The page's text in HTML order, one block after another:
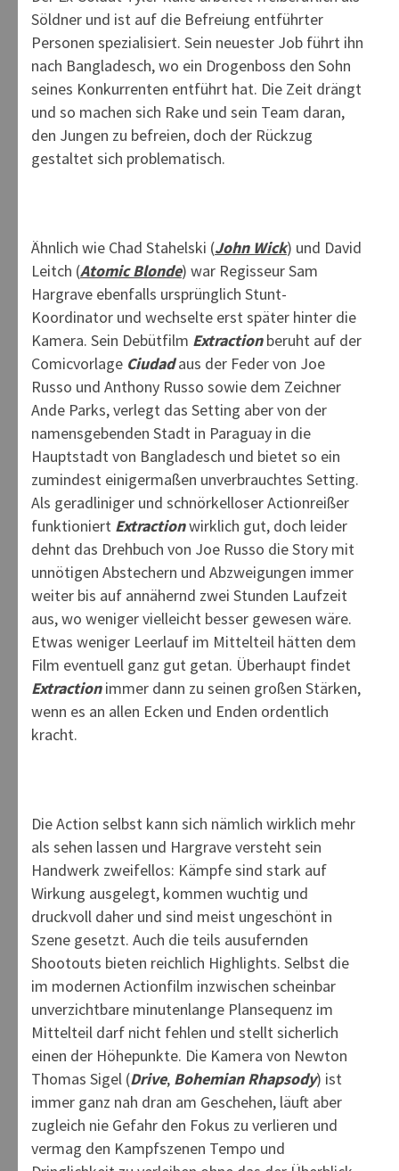
Söldner und ist auf die Befreiung entführter
Personen spezialisiert. Sein neuester Job führt ihn
nach Bangladesch, wo ein Drogenboss den Sohn
seines Konkurrenten entführt hat. Die Zeit drängt
und so machen sich Rake und sein Team daran,
den Jungen zu befreien, doch der Rückzug
gestaltet sich problematisch.
Ähnlich wie Chad Stahelski (John Wick) und David
Leitch (Atomic Blonde) war Regisseur Sam
Hargrave ebenfalls ursprünglich Stunt-
Koordinator und wechselte erst später hinter die
Kamera. Sein Debütfilm Extraction beruht auf der
Comicvorlage Ciudad aus der Feder von Joe
Russo und Anthony Russo sowie dem Zeichner
Ande Parks, verlegt das Setting aber von der
namensgebenden Stadt in Paraguay in die
Hauptstadt von Bangladesch und bietet so ein
zumindest einigermaßen unverbrauchtes Setting.
Als geradliniger und schnörkelloser Actionreißer
funktioniert Extractionwirklich gut, doch leider
dehnt das Drehbuch von Joe Russo die Story mit
unnötigen Abstechern und Abzweigungen immer
weiter bis auf annähernd zwei Stunden Laufzeit
aus, wo weniger vielleicht besser gewesen wäre.
Etwas weniger Leerlauf im Mittelteil hätten dem
Film eventuell ganz gut getan. Überhaupt findet
Extraction immer dann zu seinen großen Stärken,
wenn es an allen Ecken und Enden ordentlich
kracht.
Die Action selbst kann sich nämlich wirklich mehr
als sehen lassen und Hargrave versteht sein
Handwerk zweifellos: Kämpfe sind stark auf
Wirkung ausgelegt, kommen wuchtig und
druckvoll daher und sind meist ungeschönt in
Szene gesetzt. Auch die teils ausufernden
Shootouts bieten reichlich Highlights. Selbst die
im modernen Actionfilm inzwischen scheinbar
unverzichtbare minutenlange Plansequenz im
Mittelteil darf nicht fehlen und stellt sicherlich
einen der Höhepunkte. Die Kamera von Newton
Thomas Sigel (Drive, Bohemian Rhapsody) ist
immer ganz nah dran am Geschehen, läuft aber
zugleich nie Gefahr den Fokus zu verlieren und
vermag den Kampfszenen Tempo und